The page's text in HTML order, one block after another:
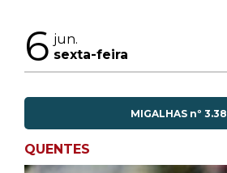
6 jun.
sexta-feira
MIGALHAS nº
QUENTES